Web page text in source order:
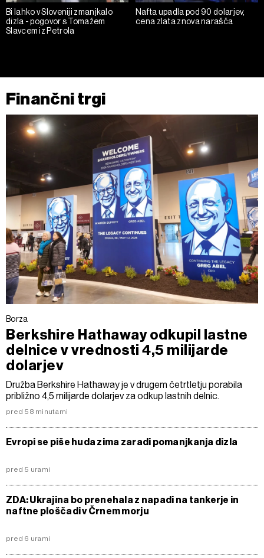
Bi lahko v Sloveniji zmanjkalo
dizla - pogovor s Tomažem
Slavcem iz Petrola
Nafta upadla pod 90 dolarjev,
cena zlata znova narašča
Finančni trgi
Borza
Berkshire Hathaway odkupil lastne
delnice v vrednosti 4,5 milijarde
dolarjev
Družba Berkshire Hathaway je v drugem četrtletju porabila
približno 4,5 milijarde dolarjev za odkup lastnih delnic.
pred 58 minutami
Evropi se piše huda zima zaradi pomanjkanja dizla
pred 5 urami
ZDA: Ukrajina bo prenehala z napadi na tankerje in
naftne ploščadi v Črnem morju
pred 6 urami